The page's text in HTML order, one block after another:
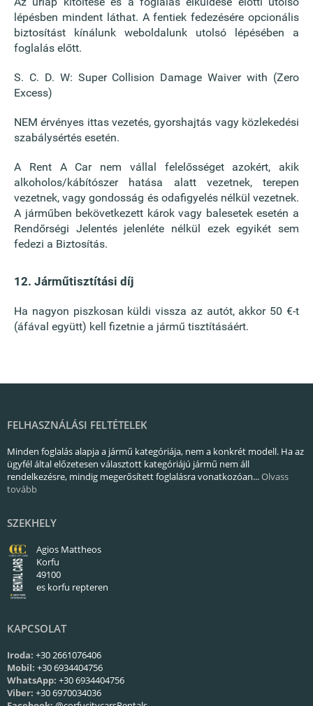
lépésben mindent láthat. A fentiek fedezésére opcionális
biztosítást kínálunk weboldalunk utolsó lépésében a
foglalás előtt.
S. C. D. W: Super Collision Damage Waiver with (Zero
Excess)
NEM érvényes ittas vezetés, gyorshajtás vagy közlekedési
szabálysértés esetén.
A Rent A Car nem vállal felelősséget azokért, akik
alkoholos/kábítószer hatása alatt vezetnek, terepen
vezetnek, vagy gondosság és odafigyelés nélkül vezetnek.
A járműben bekövetkezett károk vagy balesetek esetén a
Rendőrségi Jelentés jelenléte nélkül ezek egyikét sem
fedezi a Biztosítás.
12. Járműtisztítási díj
Ha nagyon piszkosan küldi vissza az autót, akkor 50 €-t
(áfával együtt) kell fizetnie a jármű tisztításáért.
FELHASZNÁLÁSI FELTÉTELEK
Minden foglalás alapja a jármű kategóriája, nem a konkrét modell. Ha az
ügyfél által előzetesen választott kategóriájú jármű nem áll
rendelkezésre, mindig megerősített foglalásra vonatkozóan...Olvass
tovább
SZEKHELY
Agios Mattheos
Korfu
49100
es korfu repteren
KAPCSOLAT
Iroda: +30 2661076406
Mobil: +30 6934404756
WhatsApp: +30 6934404756
Viber: +30 6970034036